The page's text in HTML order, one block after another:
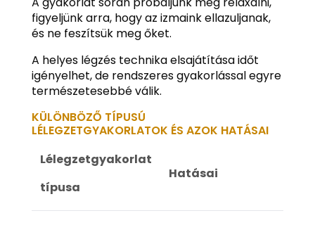
figyeljünk arra, hogy az izmaink ellazuljanak,
és ne feszítsük meg őket.
A helyes légzés technika elsajátítása időt
igényelhet, de rendszeres gyakorlással egyre
természetesebbé válik.
KÜLÖNBÖZŐ TÍPUSÚ
LÉLEGZETGYAKORLATOK ÉS AZOK HATÁSAI
Lélegzetgyakorlat
típusa
Hatásai